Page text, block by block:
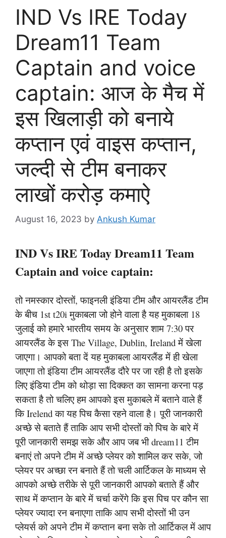
IND Vs IRE Today
Dream11 Team
Captain and voice
captain: आज के मैच में
इस खिलाड़ी को बनाये
कप्तान एवं वाइस कप्तान,
जल्दी से टीम बनाकर
लाखों करोड़ कमाऐ
August 16, 2023 by Ankush Kumar
IND Vs IRE Today Dream11 Team
Captain and voice captain:
तो नमस्कार दोस्तों, फाइनली इंडिया टीम और आयरलैंड टीम
के बीच 1st t20i मुकाबला जो होने वाला है यह मुकाबला 18
जुलाई को हमारे भारतीय समय के अनुसार शाम 7:30 पर
आयरलैंड के इस The Village, Dublin, Ireland में खेला
जाएगा। आपको बता दें यह मुकाबला आयरलैंड में ही खेला
जाएगा तो इंडिया टीम आयरलैंड दौरे पर जा रही है तो इसके
लिए इंडिया टीम को थोड़ा सा दिक्कत का सामना करना पड़
सकता है तो चलिए हम आपको इस मुकाबले में बताने वाले हैं
कि Irelend का यह पिच कैसा रहने वाला है। पूरी जानकारी
अच्छे से बताते हैं ताकि आप सभी दोस्तों को पिच के बारे में
पूरी जानकारी समझ सके और आप जब भी dream11 टीम
बनाएं तो अपने टीम में अच्छे प्लेयर को शामिल कर सके, जो
प्लेयर पर अच्छा रन बनाते हैं तो चली आर्टिकल के माध्यम से
आपको अच्छे तरीके से पूरी जानकारी आपको बताते हैं और
साथ में कप्तान के बारे में चर्चा करेंगे कि इस पिच पर कौन सा
प्लेयर ज्यादा रन बनाएगा ताकि आप सभी दोस्तों भी उन
प्लेयर्स को अपने टीम में कप्तान बना सके तो आर्टिकल में आप